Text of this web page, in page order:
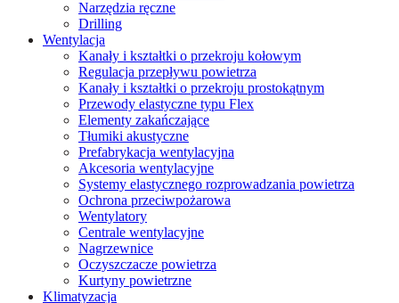
Narzędzia ręczne
Drilling
Wentylacja
Kanały i kształtki o przekroju kołowym
Regulacja przepływu powietrza
Kanały i kształtki o przekroju prostokątnym
Przewody elastyczne typu Flex
Elementy zakańczające
Tłumiki akustyczne
Prefabrykacja wentylacyjna
Akcesoria wentylacyjne
Systemy elastycznego rozprowadzania powietrza
Ochrona przeciwpożarowa
Wentylatory
Centrale wentylacyjne
Nagrzewnice
Oczyszczacze powietrza
Kurtyny powietrzne
Klimatyzacja